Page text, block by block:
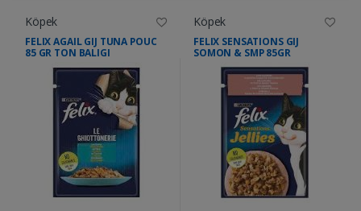
Köpek
FELIX AGAIL GIJ TUNA POUC
85 GR TON BALIGI
Köpek
FELIX SENSATIONS GIJ
SOMON & SMP 85GR